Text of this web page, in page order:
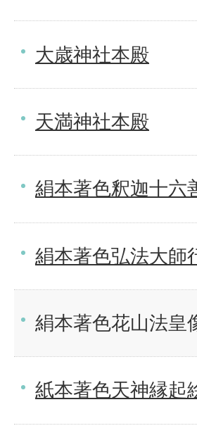
大歳神社本殿
天満神社本殿
絹本著色釈迦十六
絹本著色弘法大師
絹本著色花山法皇
紙本著色天神縁起